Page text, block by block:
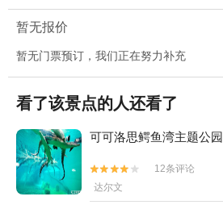
暂无报价
暂无门票预订，我们正在努力补充
看了该景点的人还看了
可可洛思鳄鱼湾主题公园


12条评论
达尔文